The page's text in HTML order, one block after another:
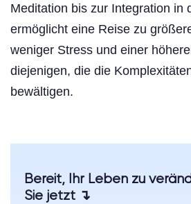
Meditation bis zur Integration in
ermöglicht eine Reise zu
weniger Stress und einer
diejenigen, die die
bewältigen.
Bereit, Ihr Leben zu
Sie jetzt ↴